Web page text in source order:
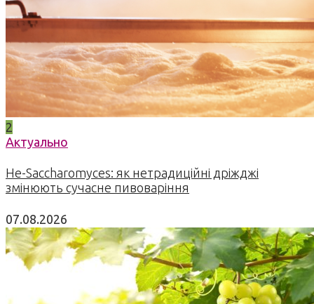
2
Актуально
Не-Saccharomyces: як нетрадиційні дріжджі
змінюють сучасне пивоваріння
07.08.2026